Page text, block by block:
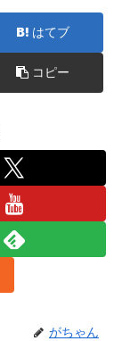
はてブ
コピー
がちゃん